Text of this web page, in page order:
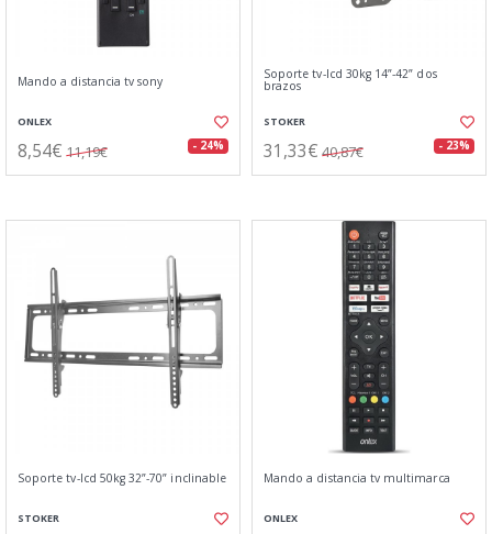
Mando a distancia tv sony
ONLEX
8,54€ 11,19€ - 24%
Soporte tv-lcd 30kg 14”-42” dos
brazos
STOKER
31,33€ 40,87€ - 23%
Soporte tv-lcd 50kg 32”-70” inclinable
STOKER
Mando a distancia tv multimarca
ONLEX